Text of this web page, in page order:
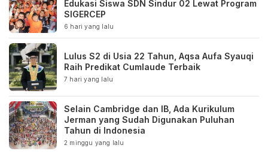
Edukasi Siswa SDN Sindur 02 Lewat Program
SIGERCEP
6 hari yang lalu
Lulus S2 di Usia 22 Tahun, Aqsa Aufa Syauqi
Raih Predikat Cumlaude Terbaik
7 hari yang lalu
Selain Cambridge dan IB, Ada Kurikulum
Jerman yang Sudah Digunakan Puluhan
Tahun di Indonesia
2 minggu yang lalu